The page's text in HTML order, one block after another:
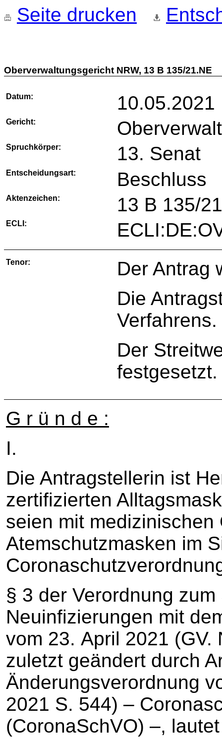
Seite drucken
Oberverwaltungsgericht NRW, 13 B 135/21.NE
Datum: 10.05.2021
Gericht:
Spruchkörper: 13. Senat
Entscheidungsart: Beschluss
Aktenzeichen: 13 B 135/
ECLI:
Tenor:
Der Antrag
Die
Verfahrens.
Der
festgesetzt.
G r ü n d e :
I.
Die Antragstellerin ist
zertifizierten
seien mit
Atemschutzmasken im
§ 3 der Verordnung
Neuinfizierungen mit
vom 23. April 2021 (GV.
zuletzt geändert durch
Änderungsverordnung
2021 S. 544) –
(CoronaSchVO) –,